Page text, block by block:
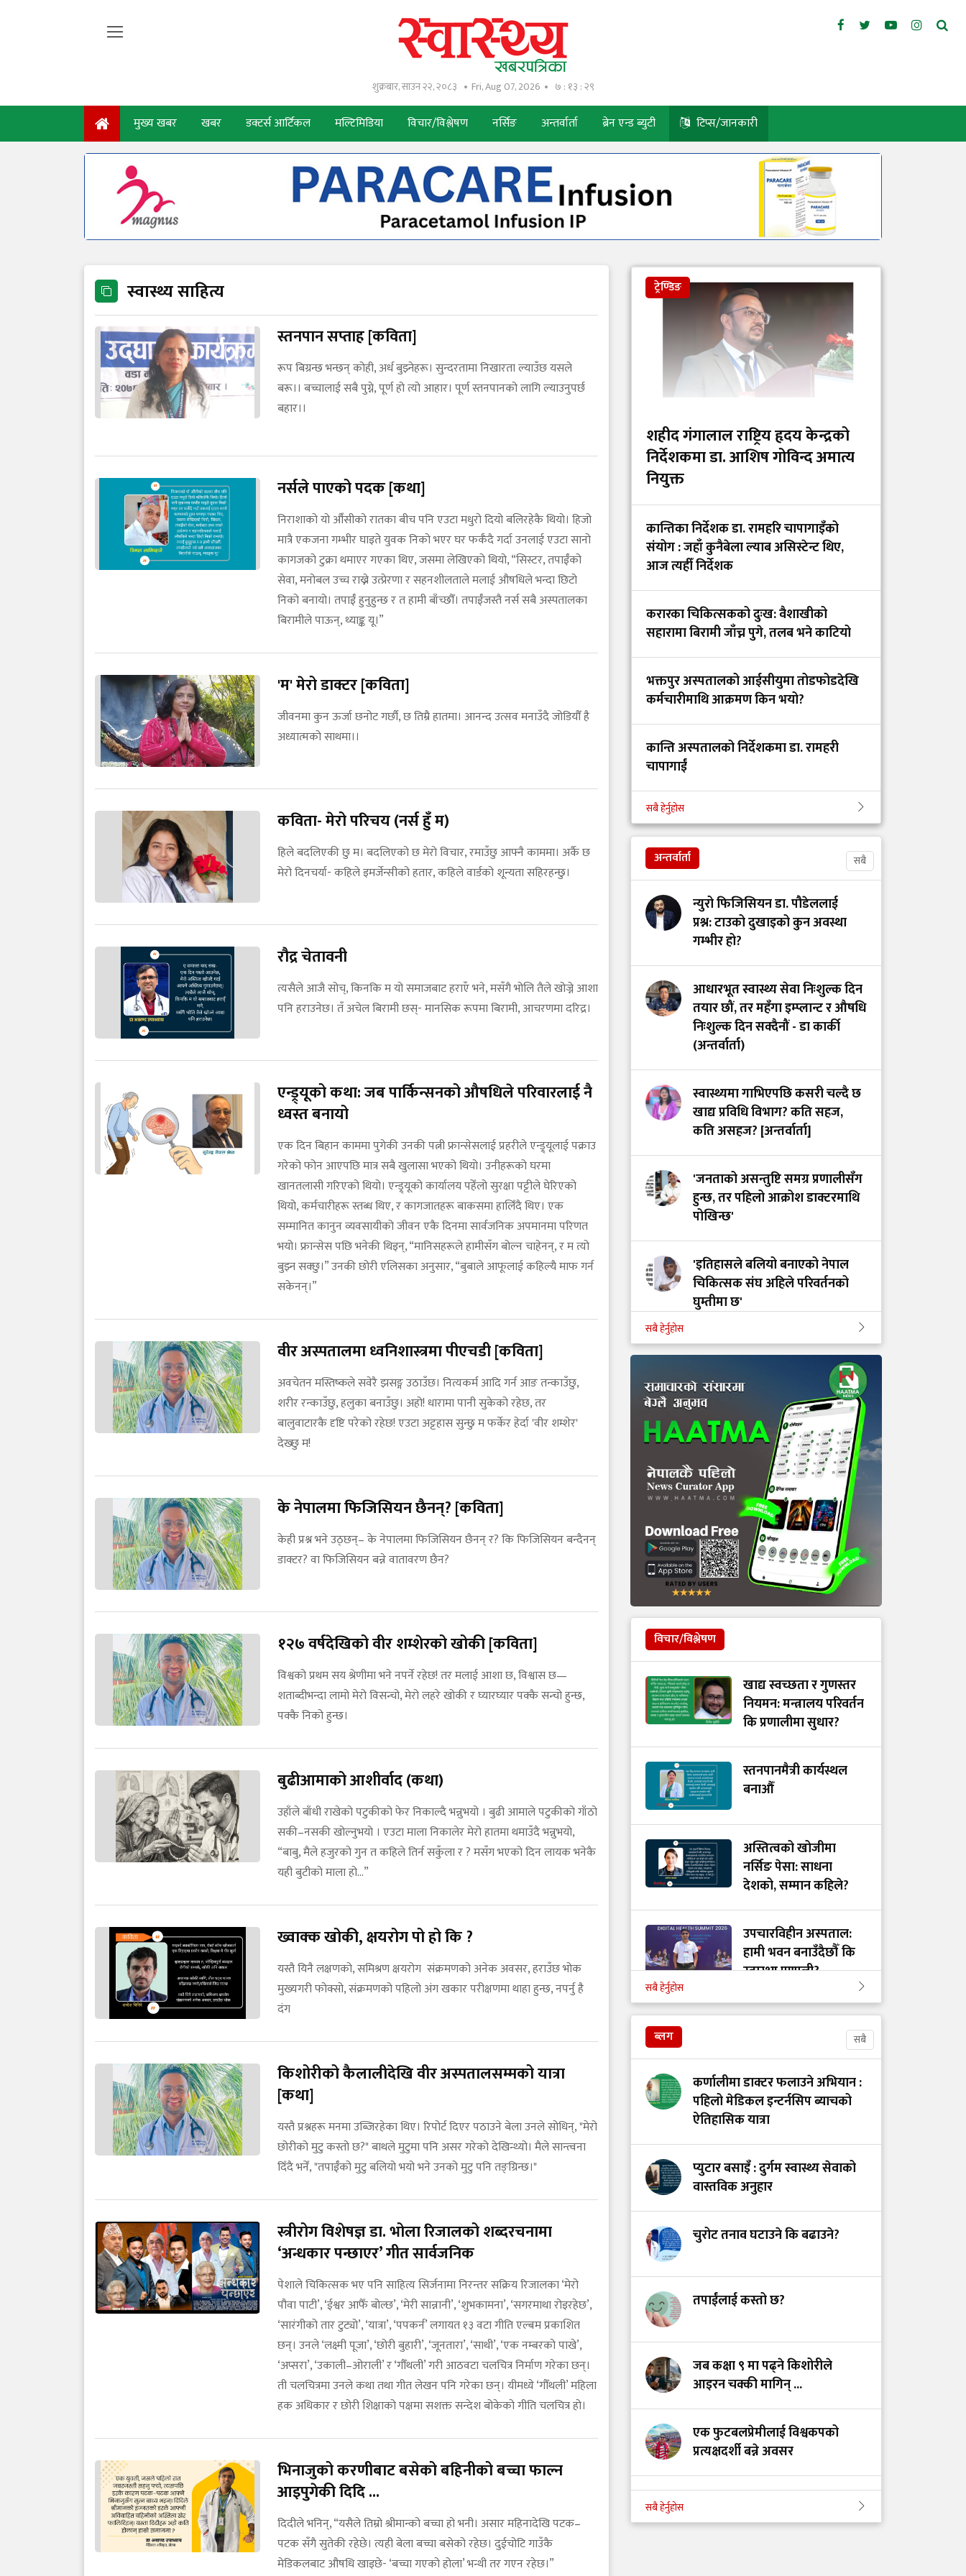
शुक्रबार, साउन २२, २०८३ Fri, Aug 07, 2026 ७ : १३ : ३०
मुख्य खबर खबर डक्टर्स आर्टिकल मल्टिमिडिया विचार/विश्लेषण नर्सिङ अन्तर्वार्ता ब्रेन एन्ड ब्युटी टिप्स/जानकारी
स्वास्थ्य साहित्य
स्तनपान सप्ताह [कविता]
रूप बिग्रन्छ भन्छन् कोही, अर्ध बुझ्नेहरू। सुन्दरतामा निखारता ल्याउँछ यसले
बरू।। बच्चालाई सबै पुग्ने, पूर्ण हो त्यो आहार। पूर्ण स्तनपानको लागि ल्याउनुपर्छ
बहार।।
नर्सले पाएको पदक [कथा]
निराशाको यो औँसीको रातका बीच पनि एउटा मधुरो दियो बलिरहेकै थियो। हिजो
मात्रै एकजना गम्भीर घाइते युवक निको भएर घर फर्कँदै गर्दा उनलाई एउटा सानो
कागजको टुक्रा थमाएर गएका थिए, जसमा लेखिएको थियो, “सिस्टर, तपाईँको
सेवा, मनोबल उच्च राख्ने उत्प्रेरणा र सहनशीलताले मलाई औषधिले भन्दा छिटो
निको बनायो। तपाईँ हुनुहुन्छ र त हामी बाँच्छौँ। तपाईँजस्तै नर्स सबै अस्पतालका
बिरामीले पाऊन्, थ्याङ्क यू।”
'म' मेरो डाक्टर [कविता]
जीवनमा कुन ऊर्जा छनोट गर्छौ, छ तिम्रै हातमा। आनन्द उत्सव मनाउँदै जोडियौँ है
अध्यात्मको साथमा।।
कविता- मेरो परिचय (नर्स हुँ म)
हिले बदलिएकी छु म। बदलिएको छ मेरो विचार, रमाउँछु आफ्नै काममा। अर्कै छ
मेरो दिनचर्या- कहिले इमर्जेन्सीको हतार, कहिले वार्डको शून्यता सहिरहन्छु।
रौद्र चेतावनी
त्यसैले आजै सोच्, किनकि म यो समाजबाट हराएँ भने, मसँगै भोलि तैले खोज्ने आशा
पनि हराउनेछ। तँ अचेल बिरामी छस्- मानसिक रूपमा बिरामी, आचरणमा दरिद्र।
एन्ड्र्यूको कथा: जब पार्किन्सनको औषधिले परिवारलाई नै
ध्वस्त बनायो
एक दिन बिहान काममा पुगेकी उनकी पत्नी फ्रान्सेसलाई प्रहरीले एन्ड्र्यूलाई पक्राउ
गरेको फोन आएपछि मात्र सबै खुलासा भएको थियो। उनीहरूको घरमा
खानतलासी गरिएको थियो। एन्ड्र्यूको कार्यालय पहेँलो सुरक्षा पट्टीले घेरिएको
थियो, कर्मचारीहरू स्तब्ध थिए, र कागजातहरू बाकसमा हालिँदै थिए। एक
सम्मानित कानुन व्यवसायीको जीवन एकै दिनमा सार्वजनिक अपमानमा परिणत
भयो। फ्रान्सेस पछि भनेकी थिइन्, “मानिसहरूले हामीसँग बोल्न चाहेनन्, र म त्यो
बुझ्न सक्छु।” उनकी छोरी एलिसका अनुसार, “बुबाले आफूलाई कहिल्यै माफ गर्न
सकेनन्।”
वीर अस्पतालमा ध्वनिशास्त्रमा पीएचडी [कविता]
अवचेतन मस्तिष्कले सवेरै झसङ्ग उठाउँछ। नित्यकर्म आदि गर्न आङ तन्काउँछु,
शरीर रन्काउँछु, हलुका बनाउँछु। अहो! धारामा पानी सुकेको रहेछ, तर
बालुवाटारकै दृष्टि परेको रहेछ! एउटा अट्टहास सुन्छु म फर्केर हेर्दा 'वीर शम्शेर'
देख्छु म!
के नेपालमा फिजिसियन छैनन्? [कविता]
केही प्रश्न भने उठ्छन्– के नेपालमा फिजिसियन छैनन् र? कि फिजिसियन बन्दैनन्
डाक्टर? वा फिजिसियन बन्ने वातावरण छैन?
१२७ वर्षदेखिको वीर शम्शेरको खोकी [कविता]
विश्वको प्रथम सय श्रेणीमा भने नपर्ने रहेछ! तर मलाई आशा छ, विश्वास छ—
शताब्दीभन्दा लामो मेरो विसन्चो, मेरो लहरे खोकी र घ्यारघ्यार पक्कै सन्चो हुन्छ,
पक्कै निको हुन्छ।
बुढीआमाको आशीर्वाद (कथा)
उहाँले बाँधी राखेको पटुकीको फेर निकाल्दै भन्नुभयो । बुढी आमाले पटुकीको गाँठो
सकी–नसकी खोल्नुभयो । एउटा माला निकालेर मेरो हातमा थमाउँदै भन्नुभयो,
“बाबु, मैले हजुरको गुन त कहिले तिर्न सकुँला र ? मसँग भएको दिन लायक भनेकै
यही बुटीको माला हो...”
ख्वाक्क खोकी, क्षयरोग पो हो कि ?
यस्तै यिनै लक्षणको, समिश्रण क्षयरोग संक्रमणको अनेक अवसर, हराउँछ भोक
मुख्यगरी फोक्सो, संक्रमणको पहिलो अंग खकार परीक्षणमा थाहा हुन्छ, नपर्नु है
दंग
किशोरीको कैलालीदेखि वीर अस्पतालसम्मको यात्रा
[कथा]
यस्तै प्रश्नहरू मनमा उब्जिरहेका थिए। रिपोर्ट दिएर पठाउने बेला उनले सोधिन्, "मेरो
छोरीको मुटु कस्तो छ?" बाथले मुटुमा पनि असर गरेको देखिन्थ्यो। मैले सान्त्वना
दिँदै भनेँ, "तपाईँको मुटु बलियो भयो भने उनको मुटु पनि तङ्ग्रिन्छ।"
स्त्रीरोग विशेषज्ञ डा. भोला रिजालको शब्दरचनामा
‘अन्धकार पन्छाएर’ गीत सार्वजनिक
पेशाले चिकित्सक भए पनि साहित्य सिर्जनामा निरन्तर सक्रिय रिजालका ‘मेरो
पौवा पाटी’, ‘ईश्वर आफैँ बोल्छ’, ‘मेरी सान्नानी’, ‘शुभकामना’, ‘सगरमाथा रोइरहेछ’,
‘सारंगीको तार टुट्यो’, ‘यात्रा’, ‘पपकर्न’ लगायत १३ वटा गीति एल्बम प्रकाशित
छन्। उनले ‘लक्ष्मी पूजा’, ‘छोरी बुहारी’, ‘जूनतारा’, ‘साथी’, ‘एक नम्बरको पाखे’,
‘अप्सरा’, ‘उकाली–ओराली’ र ‘गौँथली’ गरी आठवटा चलचित्र निर्माण गरेका छन्।
ती चलचित्रमा उनले कथा तथा गीत लेखन पनि गरेका छन्। यीमध्ये ‘गौँथली’ महिला
हक अधिकार र छोरी शिक्षाको पक्षमा सशक्त सन्देश बोकेको गीति चलचित्र हो।
भिनाजुको करणीबाट बसेको बहिनीको बच्चा फाल्न
आइपुगेकी दिदि ...
दिदीले भनिन्, “यसैले तिम्रो श्रीमान्को बच्चा हो भनी। असार महिनादेखि पटक–
पटक सँगै सुतेकी रहेछे। त्यही बेला बच्चा बसेको रहेछ। दुईचोटि गाउँकै
मेडिकलबाट औषधि खाइछे- ‘बच्चा गएको होला’ भन्थी तर गएन रहेछ।”
ट्रेण्डिङ
शहीद गंगालाल राष्ट्रिय हृदय केन्द्रको
निर्देशकमा डा. आशिष गोविन्द अमात्य
नियुक्त
कान्तिका निर्देशक डा. रामहरि चापागाइँको
संयोग : जहाँ कुनैबेला ल्याब असिस्टेन्ट थिए,
आज त्यहीँ निर्देशक
करारका चिकित्सकको दुःख: वैशाखीको
सहारामा बिरामी जाँच्न पुगे, तलब भने काटियो
भक्तपुर अस्पतालको आईसीयुमा तोडफोडदेखि
कर्मचारीमाथि आक्रमण किन भयो?
कान्ति अस्पतालको निर्देशकमा डा. रामहरी
चापागाईं
खाना लगत्तैका यी बानीले गर्न सक्छन् स्वास्थ्यमा
गम्भीर असर
सबै हेर्नुहोस
अन्तर्वार्ता सबै
न्युरो फिजिसियन डा. पौडेललाई
प्रश्न: टाउको दुखाइको कुन अवस्था
गम्भीर हो?
आधारभूत स्वास्थ्य सेवा निःशुल्क दिन
तयार छौं, तर महँगा इम्प्लान्ट र औषधि
निःशुल्क दिन सक्दैनौं - डा कार्की
(अन्तर्वार्ता)
स्वास्थ्यमा गाभिएपछि कसरी चल्दै छ
खाद्य प्रविधि विभाग? कति सहज,
कति असहज? [अन्तर्वार्ता]
'जनताको असन्तुष्टि समग्र प्रणालीसँग
हुन्छ, तर पहिलो आक्रोश डाक्टरमाथि
पोखिन्छ'
'इतिहासले बलियो बनाएको नेपाल
चिकित्सक संघ अहिले परिवर्तनको
घुम्तीमा छ'
‘टिम मंगल' चुनावी समूह मात्र थिएन,
मेडिकल मुभमेन्ट हो : डा. मंगल रावल
'हरेक टाउको दुखाइ ब्रेन ट्युमर होइन,
यी लक्षणहरू देखिए हुनसक्छ जोखिम'
डा. अमात्यलाई प्रश्न– धेरै हेडफोन वा
इयरफोनको प्रयोगले कानमा असर
गर्छ ?
सबै हेर्नुहोस
विचार/विश्लेषण
खाद्य स्वच्छता र गुणस्तर
नियमन: मन्त्रालय परिवर्तन
कि प्रणालीमा सुधार?
स्तनपानमैत्री कार्यस्थल
बनाऔँ
अस्तित्वको खोजीमा
नर्सिङ पेसा: साधना
देशको, सम्मान कहिले?
उपचारविहीन अस्पताल:
हामी भवन बनाउँदैछौँ कि
स्वास्थ्य प्रणाली?
भयरहित 'जीवनरक्षक',
स्वास्थ्यकर्मी सुरक्षा ऐनमा
कडा परिमार्जनको
अपरिहार्यता
डाँडापारिको स्वास्थ्य:
भूगोल, समुदाय र
जनस्वास्थ्यबीचको सम्बन्ध
स्वास्थ्यकर्मी असुरक्षित
हातपात हैन सम्मान दिउँ
र आजको यथार्थ
सबै हेर्नुहोस
ब्लग सबै
कर्णालीमा डाक्टर फलाउने अभियान :
पहिलो मेडिकल इन्टर्नसिप ब्याचको
ऐतिहासिक यात्रा
प्युटार बसाइँ : दुर्गम स्वास्थ्य सेवाको
वास्तविक अनुहार
चुरोट तनाव घटाउने कि बढाउने?
तपाईंलाई कस्तो छ?
जब कक्षा ९ मा पढ्ने किशोरीले
आइरन चक्की मागिन् ...
एक फुटबलप्रेमीलाई विश्वकपको
प्रत्यक्षदर्शी बन्ने अवसर
उचाइजन्य रोगको अदृश्य जोखिम
सबै हेर्नुहोस